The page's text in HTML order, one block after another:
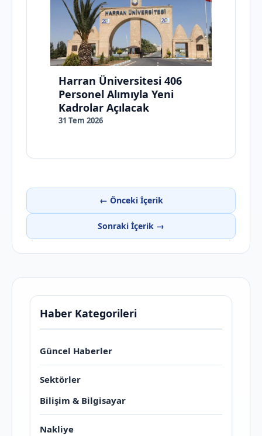
Harran Üniversitesi 406
Personel Alımıyla Yeni
Kadrolar Açılacak
31 Tem 2026
← Önceki İçerik
Sonraki İçerik →
Haber Kategorileri
Güncel Haberler
Sektörler
Bilişim & Bilgisayar
Nakliye